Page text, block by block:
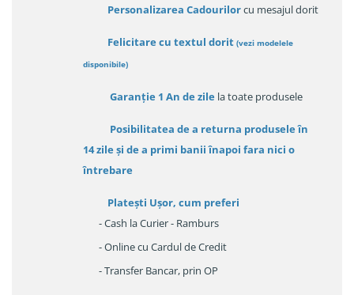
Personalizarea Cadourilorcu mesajul dorit
Felicitare cu textul dorit (vezi modelele
disponibile)
Garanție 1 An de zile la toate produsele
Posibilitatea de a returna produsele în
14 zileși de a primi banii înapoi fara nici o
întrebare
Platești Ușor, cum preferi
- Cash la Curier - Ramburs
- Online cu Cardul de Credit
- Transfer Bancar, prin OP